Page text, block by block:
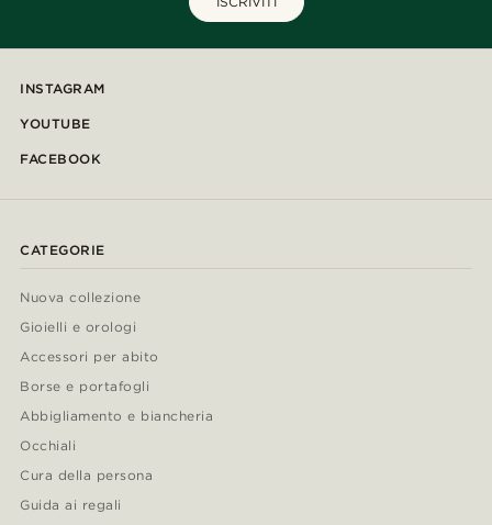
INSTAGRAM
YOUTUBE
FACEBOOK
CATEGORIE
Nuova collezione
Gioielli e orologi
Accessori per abito
Borse e portafogli
Abbigliamento e biancheria
Occhiali
Cura della persona
Guida ai regali